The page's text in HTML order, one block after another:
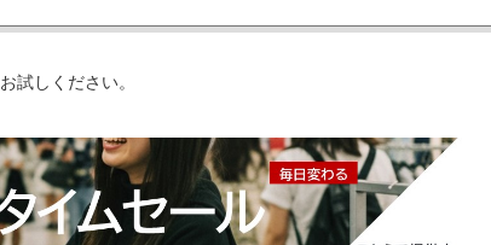
試しください。